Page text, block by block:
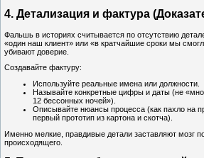
4. Детализация и фактура
Фальшь в историях считывается по отсутствию
«один наш клиент» или «в кратчайшие сроки мы
убивают доверие.
Создавайте фактуру:
Используйте реальные имена или должности.
Называйте конкретные цифры и даты (не
12 бессонных ночей»).
Описывайте нюансы процесса (как пахло на
первый прототип из картона и скотча).
Именно мелкие, правдивые детали заставляют мозг
происходящего.